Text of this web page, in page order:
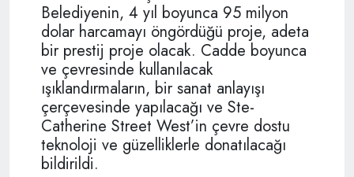
Belediyenin, 4 yıl boyunca 95 milyon
dolar harcamayı öngördüğü proje, adeta
bir prestij proje olacak. Cadde boyunca
ve çevresinde kullanılacak
ışıklandırmaların, bir sanat anlayışı
çerçevesinde yapılacağı ve Ste-
Catherine Street West’in çevre dostu
teknoloji ve güzelliklerle donatılacağı
bildirildi.